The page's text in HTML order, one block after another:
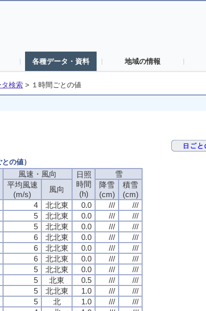
各種データ・資料 地域の情報
検索 > １時間ごとの値
の値）
風速・風向
日照
時間
(h)
雪
平均風速
(m/s)
風向
降雪
(cm)
積雪
(cm)
4 北北東 0.0 ///
///
5 北北東 0.0 ///
///
5 北北東 0.0 ///
///
6 北北東 0.0 ///
///
6 北北東 0.0 ///
///
6 北北東 0.0 ///
///
5 北北東 0.0 ///
///
5 北東 0.5 ///
///
5 北北東 1.0 ///
///
5 北 1.0 ///
///